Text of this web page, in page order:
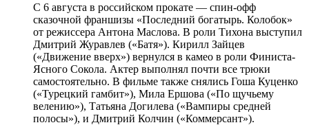
С 6 августа в российском прокате — спин-офф
сказочной франшизы «Последний богатырь. Колобок»
от режиссера Антона Маслова. В роли Тихона выступил
Дмитрий Журавлев («Батя»). Кирилл Зайцев
(«Движение вверх») вернулся в камео в роли Финиста-
Ясного Сокола. Актер выполнял почти все трюки
самостоятельно. В фильме также снялись Гоша Куценко
(«Турецкий гамбит»), Мила Ершова («По щучьему
велению»), Татьяна Догилева («Вампиры средней
полосы»), и Дмитрий Колчин («Коммерсант»).